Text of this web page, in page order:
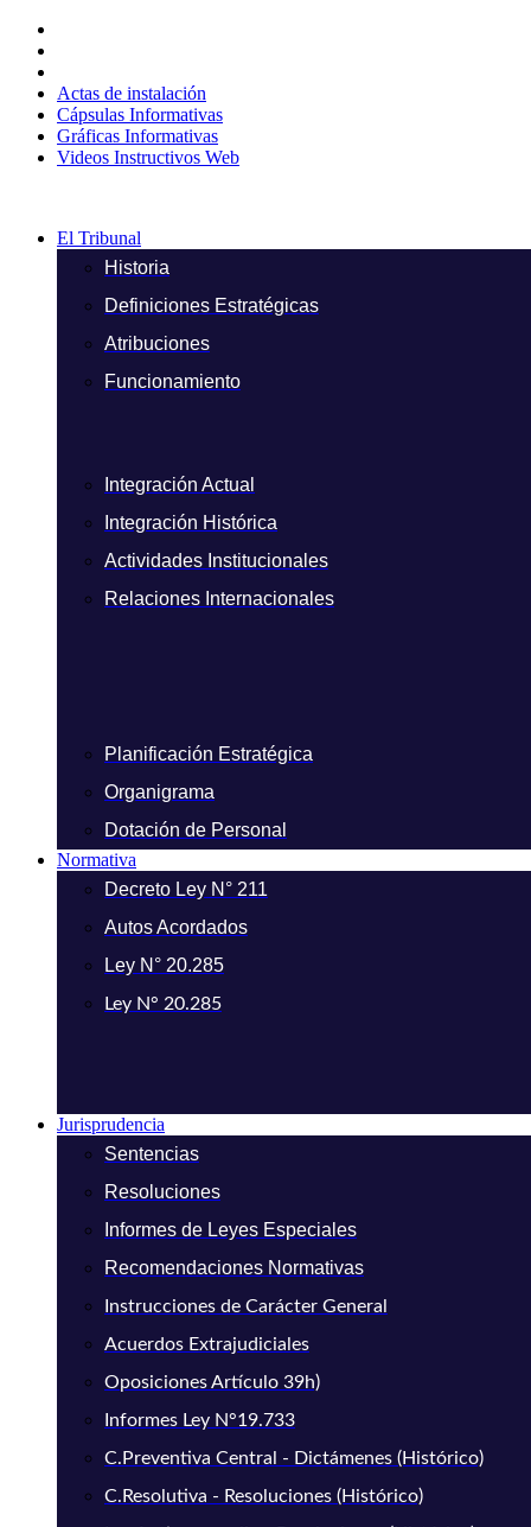
contenido
Actas de instalación
Cápsulas Informativas
Gráficas Informativas
Videos Instructivos Web
El Tribunal
Historia
Definiciones Estratégicas
Atribuciones
Funcionamiento
Integración Actual
Integración Histórica
Actividades Institucionales
Relaciones Internacionales
Planificación Estratégica
Organigrama
Dotación de Personal
Normativa
Decreto Ley N° 211
Autos Acordados
Ley N° 20.285
Ley N° 20.285
Jurisprudencia
Sentencias
Resoluciones
Informes de Leyes Especiales
Recomendaciones Normativas
Instrucciones de Carácter General
Acuerdos Extrajudiciales
Oposiciones Artículo 39h)
Informes Ley N°19.733
C.Preventiva Central - Dictámenes (Histórico)
C.Resolutiva - Resoluciones (Histórico)